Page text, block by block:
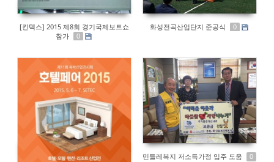
[킨텍스] 2015 제8회 경기국제보트쇼
참가
0
화성전곡산업단지 준공식 0
민들레복지 저소득가정 입주 도움 0